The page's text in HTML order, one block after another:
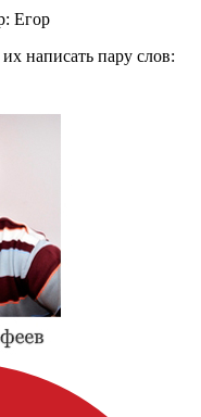
Егор
написать пару слов: